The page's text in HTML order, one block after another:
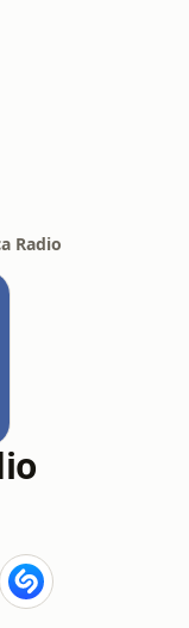
Radio